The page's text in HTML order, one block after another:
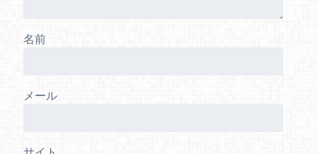
名前
メール